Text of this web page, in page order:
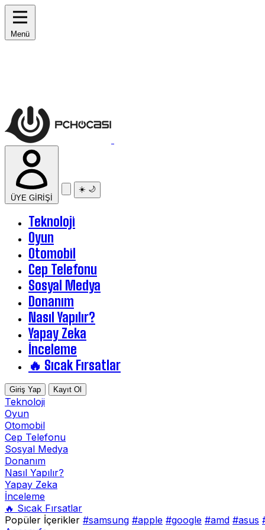
Menü
ÜYE GİRİŞİ
☀️ 🌙
Teknoloji
Oyun
Otomobil
Cep Telefonu
Sosyal Medya
Donanım
Nasıl Yapılır?
Yapay Zeka
İnceleme
🔥 Sıcak Fırsatlar
Giriş Yap Kayıt Ol
Teknoloji
Oyun
Otomobil
Cep Telefonu
Sosyal Medya
Donanım
Nasıl Yapılır?
Yapay Zeka
İnceleme
🔥 Sıcak Fırsatlar
Popüler İçerikler #samsung #apple #google #amd #asus